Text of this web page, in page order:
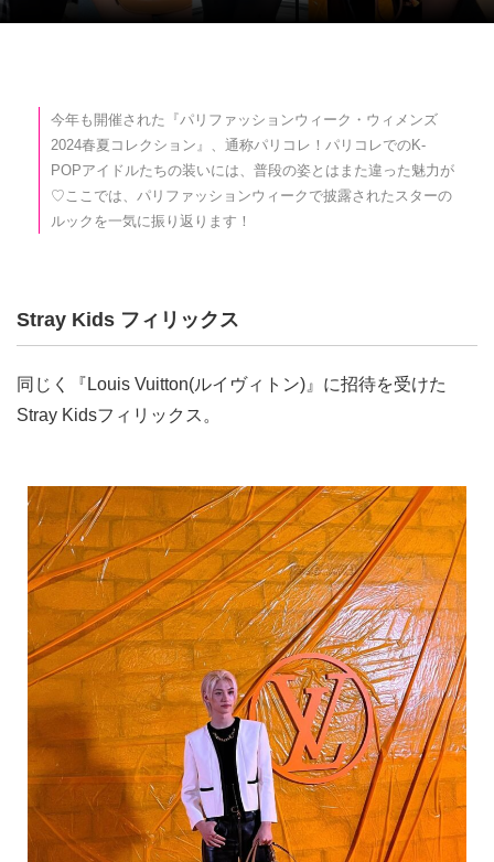
今年も開催された『パリファッションウィーク・ウィメンズ
2024春夏コレクション』、通称パリコレ！パリコレでのK-
POPアイドルたちの装いには、普段の姿とはまた違った魅力が
♡ここでは、パリファッションウィークで披露されたスターの
ルックを一気に振り返ります！
Stray Kids フィリックス
同じく『Louis Vuitton(ルイヴィトン)』に招待を受けた
Stray Kidsフィリックス。